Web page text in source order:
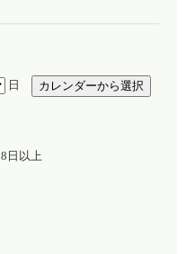
日 カレンダーから選択
8日以上